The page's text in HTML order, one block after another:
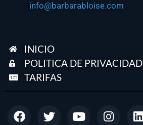
info@barbarabloise.com
INICIO
POLITICA DE PRIVACIDAD
TARIFAS